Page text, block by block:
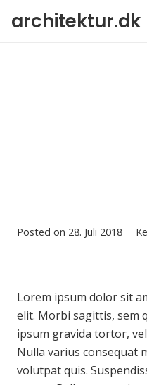
architektur.dk
Posted on 28. Juli 2018
Lorem ipsum dolor sit
elit. Morbi sagittis, sem
ipsum gravida tortor,
Nulla varius consequat
volutpat quis.